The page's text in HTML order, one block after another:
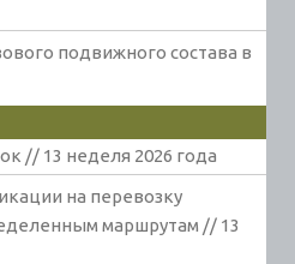
подвижного состава в
// 13 неделя 2026 года
на перевозку
маршрутам // 13